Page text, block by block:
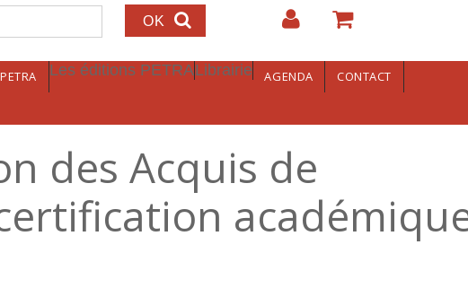
Les éditions PETRALibrairie AGENDA
CONTACT
des Acquis de